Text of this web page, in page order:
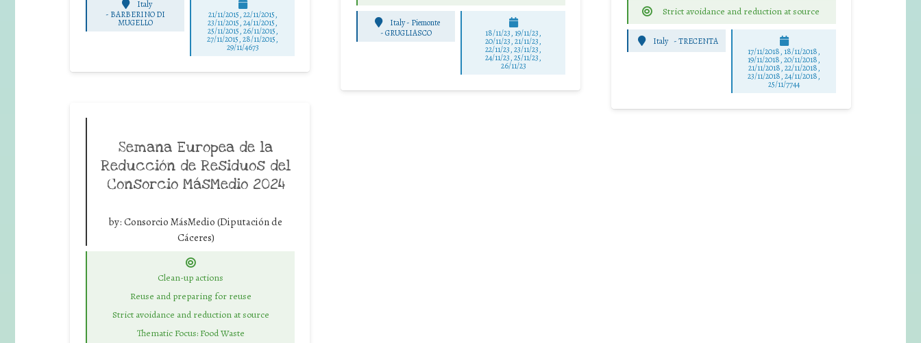
Italy
- BARBERINO DI
MUGELLO
21/11/2015, 22/11/2015,
23/11/2015, 24/11/2015,
25/11/2015, 26/11/2015,
27/11/2015, 28/11/2015,
29/11/4673
Italy - Piemonte
-GRUGLIASCO 18/11/23, 19/11/23,
20/11/23, 21/11/23,
22/11/23, 23/11/23,
24/11/23, 25/11/23,
26/11/23
Strict avoidance and reduction at source
Italy -TRECENTA
17/11/2018, 18/11/2018,
19/11/2018, 20/11/2018,
21/11/2018, 22/11/2018,
23/11/2018, 24/11/2018,
25/11/7744
Semana Europea de la
Reducción de Residuos del
Consorcio MásMedio 2024
by: Consorcio MásMedio (Diputación de
Cáceres)
Clean-up actions
Reuse and preparing for reuse
Strict avoidance and reduction at source
Thematic Focus: Food Waste